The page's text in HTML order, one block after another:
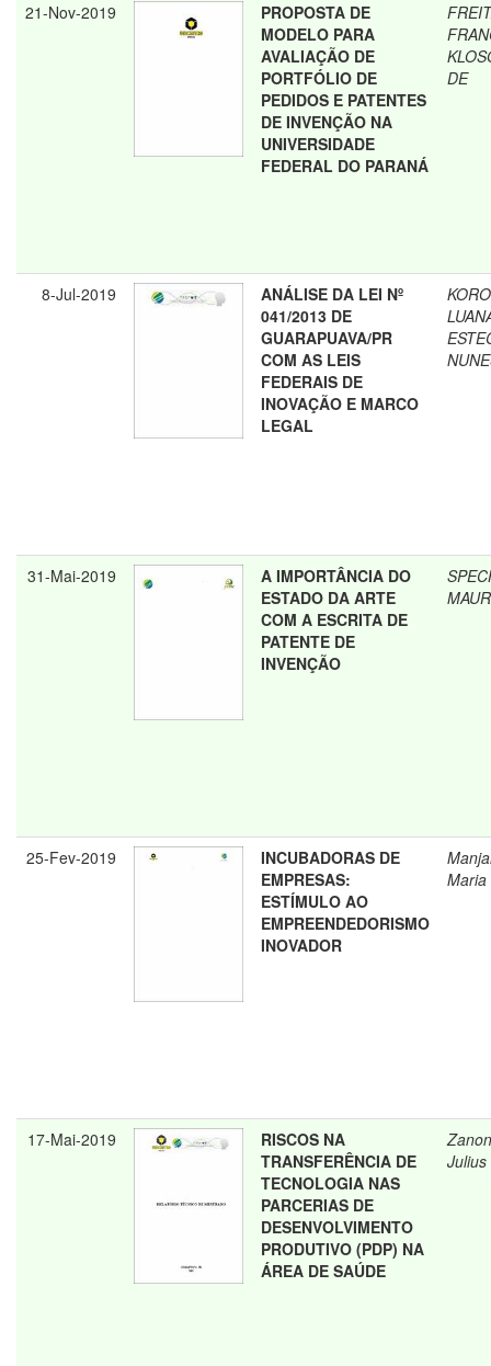
21-Nov-2019
PROPOSTA DE
MODELO PARA
AVALIAÇÃO DE
PORTFÓLIO DE
PEDIDOS E PATENTES
DE INVENÇÃO NA
UNIVERSIDADE
FEDERAL DO PARANÁ
DE
8-Jul-2019
ANÁLISE DA LEI Nº
041/2013 DE
GUARAPUAVA/PR
COM AS LEIS
FEDERAIS DE
INOVAÇÃO E MARCO
LEGAL
31-Mai-2019
A IMPORTÂNCIA DO
ESTADO DA ARTE
COM A ESCRITA DE
PATENTE DE
INVENÇÃO
25-Fev-2019
INCUBADORAS DE
EMPRESAS:
ESTÍMULO AO
EMPREENDEDORISMO
INOVADOR
Maria
17-Mai-2019
RISCOS NA
TRANSFERÊNCIA DE
TECNOLOGIA NAS
PARCERIAS DE
DESENVOLVIMENTO
PRODUTIVO (PDP) NA
ÁREA DE SAÚDE
Julius